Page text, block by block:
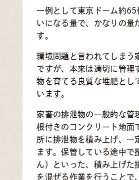
一例として東京ドーム約65
いになる量で、かなりの量
す。
環境問題と言われてしまう
ですが、本来は適切に管理
物を育てる良質な堆肥とし
います。
家畜の排泄物の一般的な管
根付きのコンクリート地面
所に排泄物を積み上げ、一
ます。保管している途中で
ん）といった、積み上げた
を混ぜる作業を行うことで